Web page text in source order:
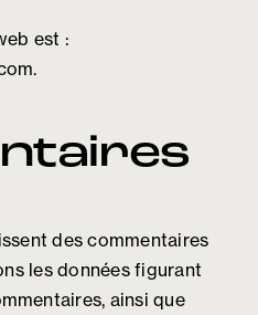
est :
des commentaires
les données figurant
ainsi que